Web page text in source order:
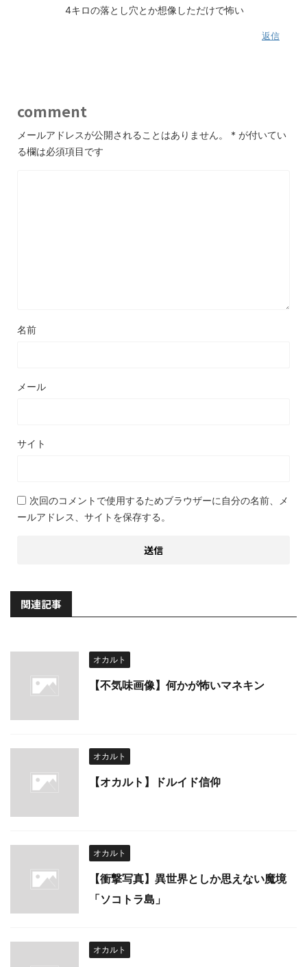
4キロの落とし穴とか想像しただけで怖い
返信
comment
メールアドレスが公開されることはありません。 * が付いてい
る欄は必須項目です
名前
メール
サイト
次回のコメントで使用するためブラウザーに自分の名前、メ
ールアドレス、サイトを保存する。
関連記事
オカルト
【不気味画像】何かが怖いマネキン
オカルト
【オカルト】ドルイド信仰
オカルト
【衝撃写真】異世界としか思えない魔境
「ソコトラ島」
オカルト